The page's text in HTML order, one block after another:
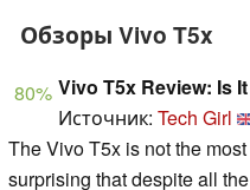
Обзоры Vivo T5x
80% Vivo T5x Review: Is
Источник: Tech Girl
The Vivo T5x is not the
surprising that despite all